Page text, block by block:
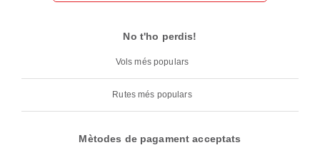
No t'ho perdis!
Vols més populars
Rutes més populars
Mètodes de pagament acceptats